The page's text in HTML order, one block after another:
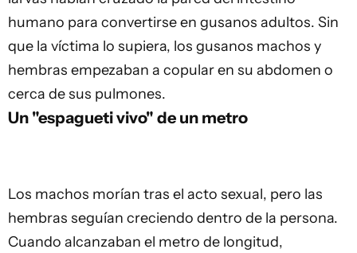
humano para convertirse en gusanos adultos. Sin
que la víctima lo supiera, los gusanos machos y
hembras empezaban a copular en su abdomen o
cerca de sus pulmones.
Un "espagueti vivo" de un metro
Los machos morían tras el acto sexual, pero las
hembras seguían creciendo dentro de la persona.
Cuando alcanzaban el metro de longitud,